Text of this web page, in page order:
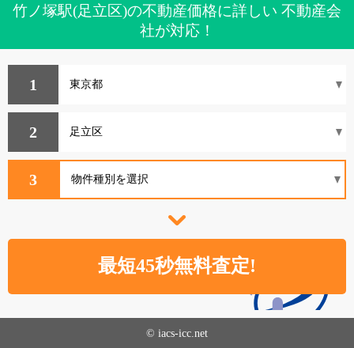
竹ノ塚駅(足立区)の不動産価格に詳しい 不動産会
社が対応！
1
2
3
© iacs-icc.net